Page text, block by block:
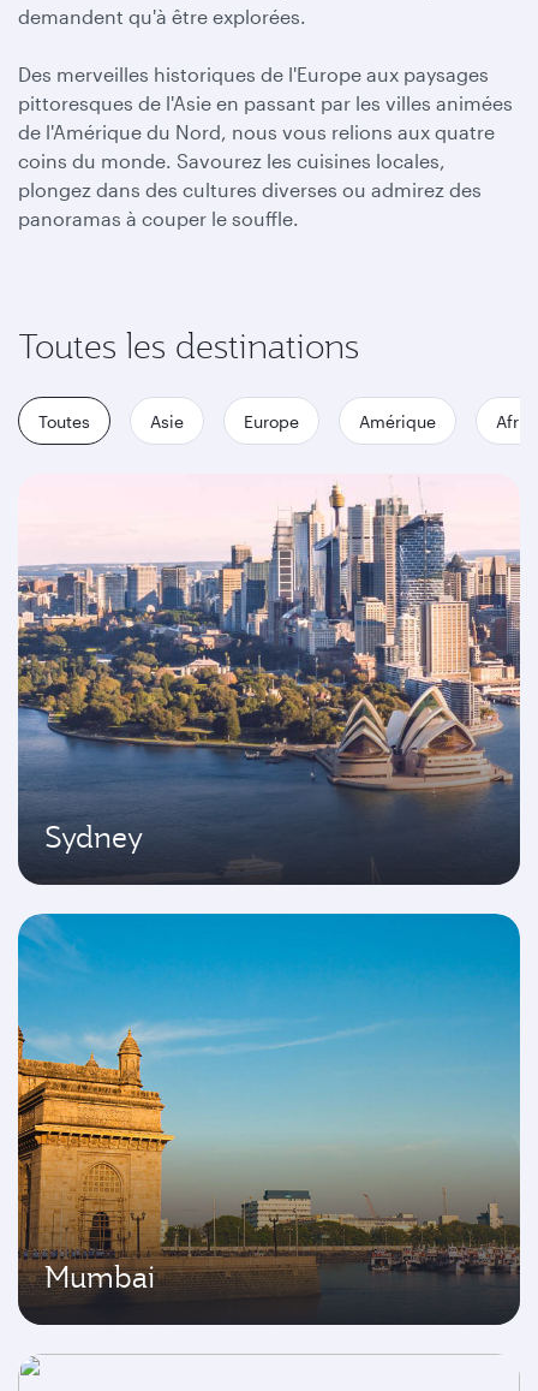
demandent qu'à être explorées.
Des merveilles historiques de l'Europe aux paysages
pittoresques de l'Asie en passant par les villes animées
de l'Amérique du Nord, nous vous relions aux quatre
coins du monde. Savourez les cuisines locales,
plongez dans des cultures diverses ou admirez des
panoramas à couper le souffle.
Toutes les destinations
Toutes Asie Europe Amérique
Sydney
Mumbai